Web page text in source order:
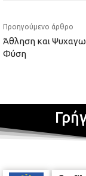
Προηγούμενο άρθρο
Άθληση και
Φύση